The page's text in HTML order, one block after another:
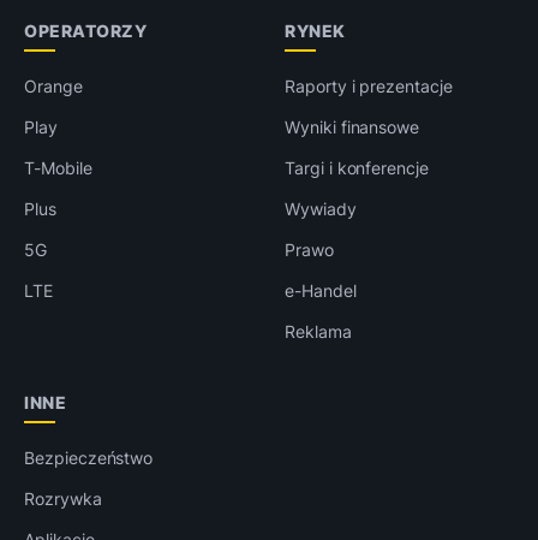
OPERATORZY
Orange
Play
T-Mobile
Plus
5G
LTE
RYNEK
Raporty i prezentacje
Wyniki finansowe
Targi i konferencje
Wywiady
Prawo
e-Handel
Reklama
INNE
Bezpieczeństwo
Rozrywka